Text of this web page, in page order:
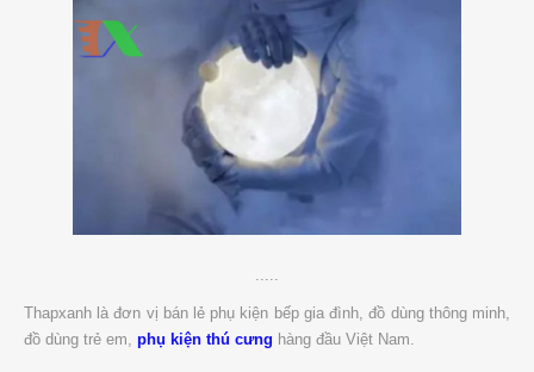
Thapxanh là đơn vị bán lẻ phụ kiện bếp gia đình, đồ dùng thông minh,
đồ dùng trẻ em, phụ kiện thú cưng hàng đầu Việt Nam.